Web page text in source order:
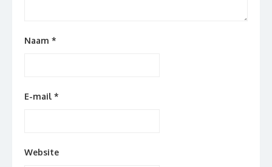
Naam *
E-mail *
Website